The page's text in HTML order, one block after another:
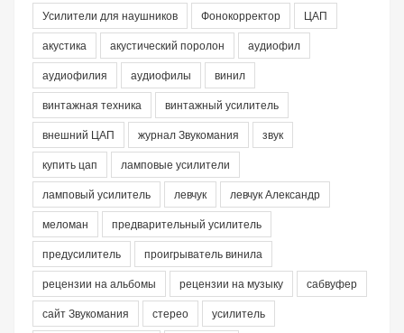
Усилители для наушников
Фонокорректор
ЦАП
акустика
акустический поролон
аудиофил
аудиофилия
аудиофилы
винил
винтажная техника
винтажный усилитель
внешний ЦАП
журнал Звукомания
звук
купить цап
ламповые усилители
ламповый усилитель
левчук
левчук Александр
меломан
предварительный усилитель
предусилитель
проигрыватель винила
рецензии на альбомы
рецензии на музыку
сабвуфер
сайт Звукомания
стерео
усилитель